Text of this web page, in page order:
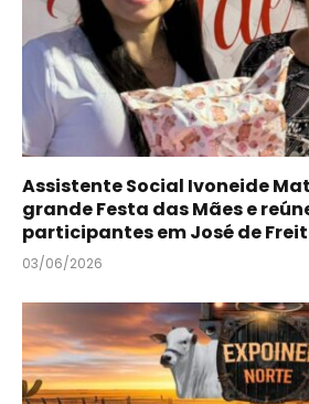
Assistente Social Ivoneide
grande Festa das Mães e
participantes em José de
03/06/2026